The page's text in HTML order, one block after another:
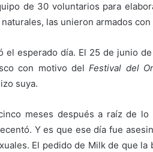
de 30 voluntarios para
las unieron armados
el esperado día. El 25 de junio
con motivo delFestival del
suya.
meses después a raíz de
Y es que ese día fue
El pedido de Milk de que